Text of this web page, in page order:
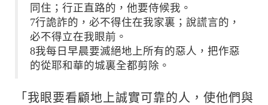
同住；行正直路的，他要侍候我。
7行詭詐的，必不得住在我家裏；說謊言的，
必不得立在我眼前。
8我每日早晨要滅絕地上所有的惡人，把作惡
的從耶和華的城裏全都剪除。
「我眼要看顧地上誠實可靠的人，使他們與